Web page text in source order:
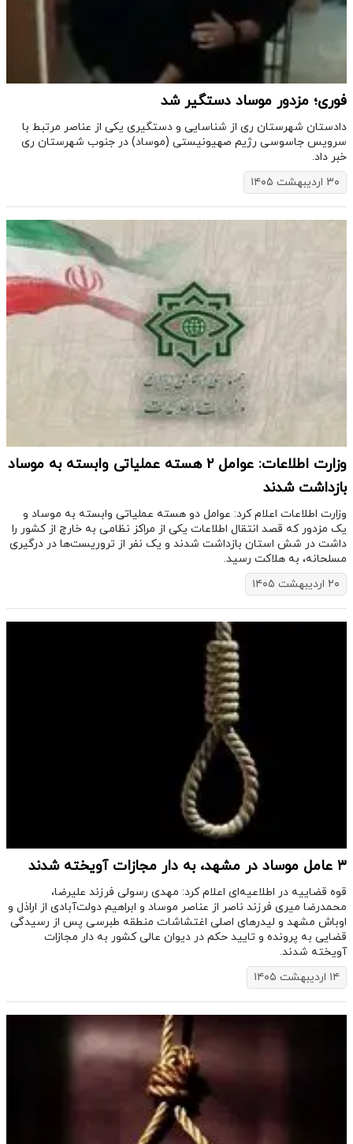
فوری؛ مزدور موساد دستگیر شد
دادستان شهرستان ری از شناسایی و دستگیری یکی از عناصر مرتبط با
سرویس جاسوسی رژیم صهیونیستی (موساد) در جنوب شهرستان ری
خبر داد.
۳۰ اردیبهشت ۱۴۰۵
وزارت اطلاعات: عوامل ۲ هسته عملیاتی وابسته به موساد
بازداشت شدند
وزارت اطلاعات اعلام کرد: عوامل دو هسته عملیاتی وابسته به موساد و
یک مزدور که قصد انتقال اطلاعات یکی از مراکز نظامی به خارج از کشور را
داشت در شش استان بازداشت شدند و یک نفر از تروریست‌ها در درگیری
مسلحانه، به هلاکت رسید.
۲۰ اردیبهشت ۱۴۰۵
۳ عامل موساد در مشهد، به دار مجازات آویخته شدند
قوه قضاییه در اطلاعیه‌ای اعلام کرد: مهدی رسولی فرزند علیرضا،
محمدرضا میری فرزند ناصر از عناصر موساد و ابراهیم دولت‌آبادی از اراذل و
اوباش مشهد و لیدرهای اصلی اغتشاشات منطقه طبرسی پس از رسیدگی
قضایی به پرونده و تایید حکم در دیوان عالی کشور به دار مجازات
آویخته شدند.
۱۴ اردیبهشت ۱۴۰۵